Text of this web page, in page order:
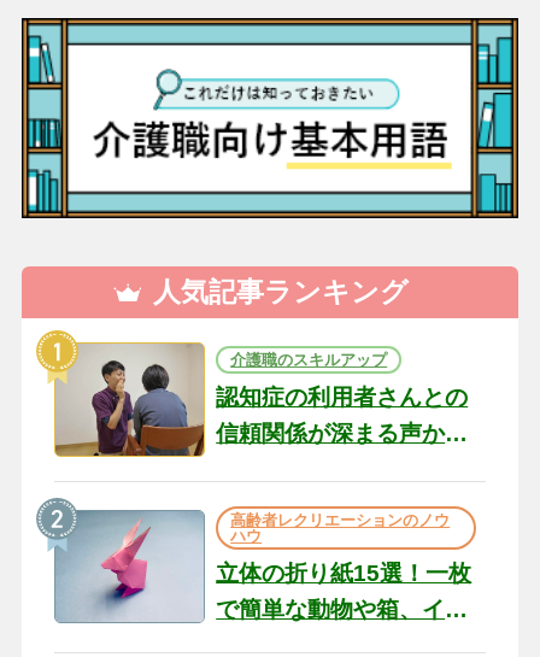
人気記事ランキング
介護職のスキルアップ
認知症の利用者さんとの
信頼関係が深まる声かけ
の現場から（22）
高齢者レクリエーションのノウ
ハウ
立体の折り紙15選！一枚
で簡単な動物や箱、イン